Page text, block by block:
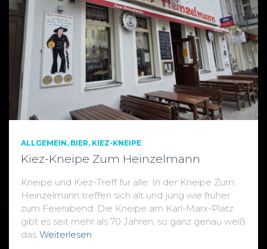
ALLGEMEIN BIER KIEZ-KNEIPE
Kiez-Kneipe Zum Heinzelmann
Kneipe und Kiez-Treff für alle: In der Kneipe Zum
Heinzelmann treffen sich alt und jung wie früher
zum Feierabend. Die Kneipe am Karl-Marx-Platz
gibt es seit mehr als 70 Jahren, so ganz genau weiß
das Weiterlesen